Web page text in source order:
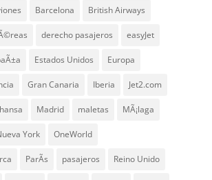
Barcelona British Airways
derecho pasajeros easyJet
Estados Unidos Europa
Gran Canaria Iberia Jet2.com
Madrid maletas MÃ¡laga
York OneWorld
ParÃ­s pasajeros Reino Unido